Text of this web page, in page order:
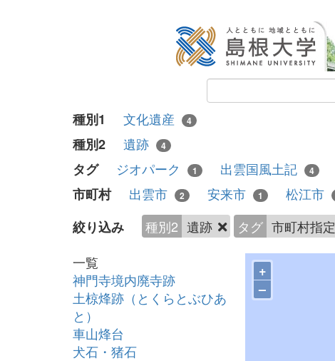
種別1 文化遺産 4
種別2 遺跡 4
タグ ジオパーク 1 出雲国風土記 4
市町村 出雲市 2 安来市 1 松江市
絞り込み 種別2 遺跡 タグ 市町村指定
一覧
神門寺境内廃寺跡
土椋烽跡（とくらとぶひあ
と）
車山烽台
犬石・猪石
+
–